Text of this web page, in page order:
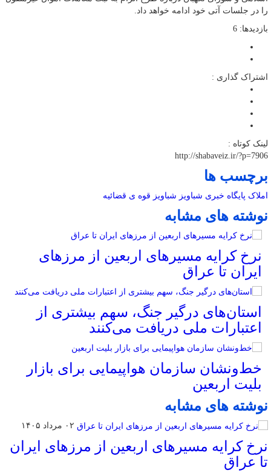
را در جلسات آتی خود ادامه خواهد داد.
بازدیدها: 6
اشتراک گذاری :
لینک کوتاه :
http://shabaveiz.ir/?p=7906
برچسب ها
املاک پایگاه خبری شباویز شباویز قوه ی قضائیه
نوشته های مشابه
نرخ کرایه مسیرهای اربعین از مرزهای
ایران تا عراق
استان‌های درگیر جنگ، سهم بیشتری از
اعتبارات ملی دریافت می‌کنند
خط‌ونشان سازمان هواپیمایی برای بازار
بلیت اربعین
نوشته های مشابه
۰۲ مرداد ۱۴۰۵
نرخ کرایه مسیرهای اربعین از مرزهای ایران
تا عراق